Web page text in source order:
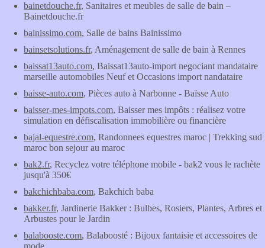
bainetdouche.fr, Sanitaires et meubles de salle de bain –
Bainetdouche.fr
bainissimo.com, Salle de bains Bainissimo
bainsetsolutions.fr, Aménagement de salle de bain à Rennes
baissat13auto.com, Baissat13auto-import negociant mandataire
marseille automobiles Neuf et Occasions import nandataire
baisse-auto.com, Pièces auto à Narbonne - Baïsse Auto
baisser-mes-impots.com, Baisser mes impôts : réalisez votre
simulation en défiscalisation immobilière ou financière
bajal-equestre.com, Randonnees equestres maroc | Trekking sud
maroc bon sejour au maroc
bak2.fr, Recyclez votre téléphone mobile - bak2 vous le rachète
jusqu'à 350€
bakchichbaba.com, Bakchich baba
bakker.fr, Jardinerie Bakker : Bulbes, Rosiers, Plantes, Arbres et
Arbustes pour le Jardin
balabooste.com, Balaboosté : Bijoux fantaisie et accessoires de
mode